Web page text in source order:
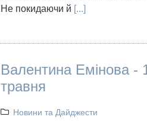
Не покидаючи й [...]
Валентина Емінова -
травня
Новини та Дайджести